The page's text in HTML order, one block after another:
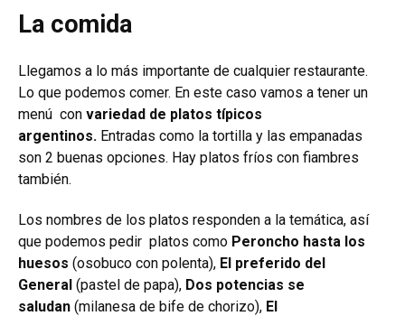
La comida
Llegamos a lo más importante de cualquier restaurante.
Lo que podemos comer. En este caso vamos a tener un
menú con variedad de platos típicos
argentinos. Entradas como la tortilla y las empanadas
son 2 buenas opciones. Hay platos fríos con fiambres
también.
Los nombres de los platos responden a la temática, así
que podemos pedir platos como Peroncho hasta los
huesos (osobuco con polenta), El preferido del
General (pastel de papa), Dos potencias se
saludan (milanesa de bife de chorizo), El